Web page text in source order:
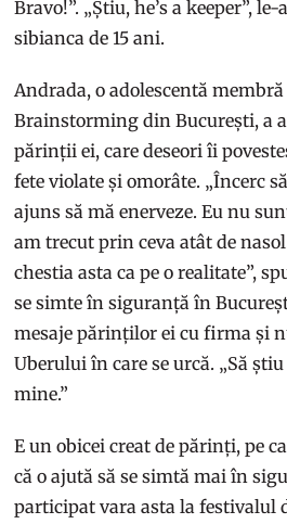
Bravo!”. „Știu, he’s a keeper”,
sibianca de 15 ani.
Andrada, o adolescentă
Brainstorming din București, a
părinții ei, care deseori îi
fete violate și omorâte. „Încerc
ajuns să mă enerveze. Eu nu
am trecut prin ceva atât de
chestia asta ca pe o realitate”,
se simte în siguranță în
mesaje părinților ei cu firma și
Uberului în care se urcă. „Să
mine.”
E un obicei creat de părinți, pe
că o ajută să se simtă mai în
participat vara asta la festivalul